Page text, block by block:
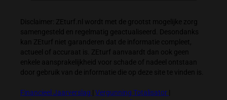
Disclaimer: ZEturf.nl wordt met de grootst mogelijke zorg
samengesteld en regelmatig geactualiseerd. Desondanks
kan ZEturf niet garanderen dat de informatie compleet,
actueel of accuraat is. ZEturf aanvaardt dan ook geen
enkele aansprakelijkheid voor schade of nadeel ontstaan
door gebruik van de informatie die op deze site te vinden is.
Financieel Jaarverslag Vergunning Totalisator